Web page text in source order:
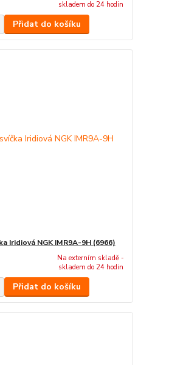
skladem do 24 hodin
Přidat do košíku
Iridiová NGK IMR9A-9H (6966)
Na externím skladě -
skladem do 24 hodin
Přidat do košíku